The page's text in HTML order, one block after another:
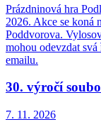
Prázdninová hra
2026. Akce se koná
Poddvorova.
mohou odevzdat
emailu.
30. výročí
7. 11. 2026